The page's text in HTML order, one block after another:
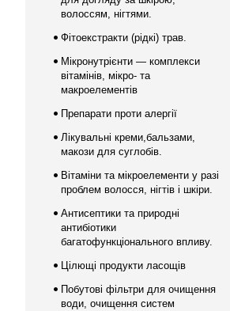
волоссям, нігтями.
Фітоекстракти (рідкі) трав.
Мікронутрієнти — комплекси
вітамінів, мікро- та
макроелементів
Препарати проти алергії
Лікувальні креми,бальзами,
макози для суглобів.
Вітаміни та мікроелементи у разі
проблем волосся, нігтів і шкіри.
Антисептики та природні
антибіотики
багатофункціонального впливу.
Цілющі продукти ласощів
Побутові фільтри для очищення
води, очищення систем